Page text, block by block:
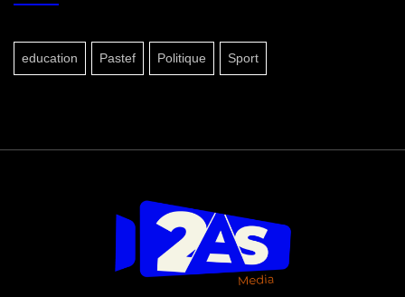
education Pastef Politique Sport